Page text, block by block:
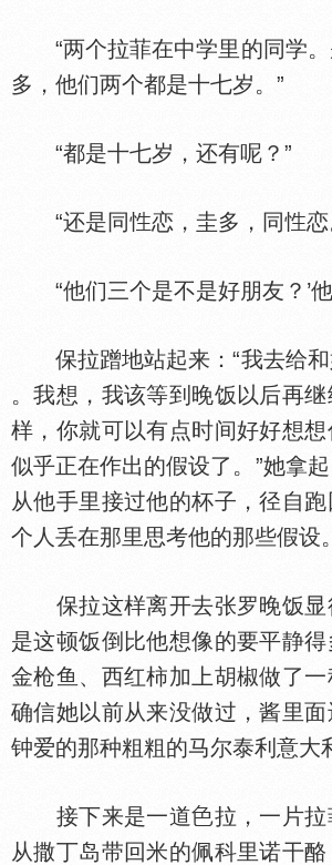
“两个拉菲在中学里的同学。
多，他们两个都是十七岁。”
“都是十七岁，还有呢？”
“还是同 恋，圭多，同 恋
“他们三个是不是好朋友？’他
保拉蹭地站起来：“我去给和
。我想，我该等到晚饭以后再
样，你就可以有点时间好好想
似乎正在作出的假设了。”她拿
从他手里接过他的杯子，径自
个人丢在那里思考他的那些假设。
保拉这样离开去张罗晚饭显
是这顿饭倒比他想像的要平静
金枪鱼、西红柿加上胡椒做了
确信她以前从来没做过，酱里
钟爱的那种粗粗的马尔泰利意大
接下来是一道
拉，一片
从撒丁岛带回米的佩科里诺干